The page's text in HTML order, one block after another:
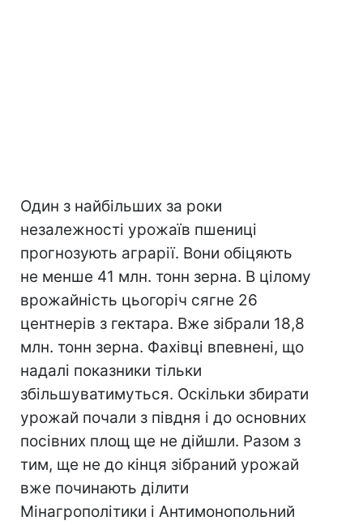
Один з найбільших за роки
незалежності урожаїв пшениці
прогнозують аграрії. Вони обіцяють
не менше 41 млн. тонн зерна. В цілому
врожайність цьогоріч сягне 26
центнерів з гектара. Вже зібрали 18,8
млн. тонн зерна. Фахівці впевнені, що
надалі показники тільки
збільшуватимуться. Оскільки збирати
урожай почали з півдня і до основних
посівних площ ще не дійшли. Разом з
тим, ще не до кінця зібраний урожай
вже починають ділити
Мінагрополітики і Антимонопольний